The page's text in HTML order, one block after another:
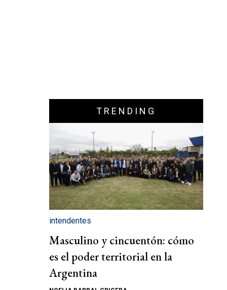
TRENDING
intendentes
Masculino y cincuentón: cómo
es el poder territorial en la
Argentina